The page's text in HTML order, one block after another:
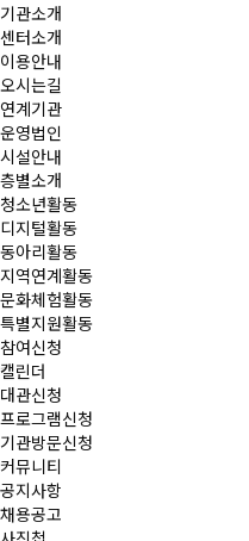
기관소개
센터소개
이용안내
오시는길
연계기관
운영법인
시설안내
층별소개
청소년활동
디지털활동
동아리활동
지역연계활동
문화체험활동
특별지원활동
참여신청
캘린더
대관신청
프로그램신청
기관방문신청
커뮤니티
공지사항
채용공고